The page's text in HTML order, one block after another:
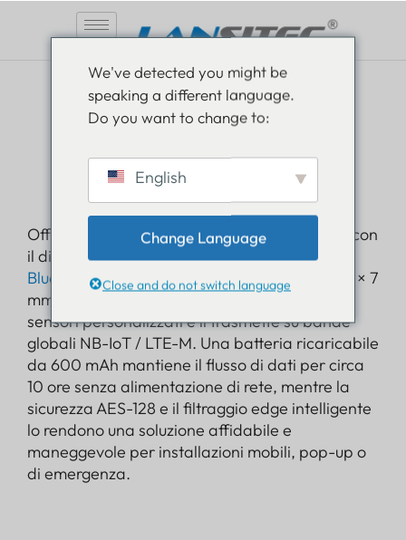
NB-IoT e LTE-M
Gateway Bluetooth
compatto
Offri visibilità BLE immediata a qualsiasi sito con
il dispositivo tascabile di LansitecGateway
Bluetooth compattoIl sottile bridge da 97 × 62 × 7
mm cattura iBeacon, Eddystone o frame di
sensori personalizzati e li trasmette su bande
globali NB-IoT / LTE-M. Una batteria ricaricabile
da 600 mAh mantiene il flusso di dati per circa
10 ore senza alimentazione di rete, mentre la
sicurezza AES-128 e il filtraggio edge intelligente
lo rendono una soluzione affidabile e
maneggevole per installazioni mobili, pop-up o
di emergenza.
We've detected you might be
speaking a different language.
Do you want to change to:
English
Change Language
Close and do not switch language